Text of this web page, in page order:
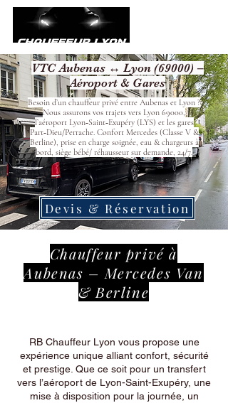
VTC Aubenas ↔ Lyon (69000) –
Aéroport & Gares
Besoin d’un chauffeur privé entre Aubenas et Lyon ?
Nous assurons vos trajets vers Lyon 69000,
l’aéroport Lyon‑Saint‑Exupéry (LYS) et les gares
Part‑Dieu/Perrache. Confort Mercedes (Classe V &
Berline), prise en charge soignée, eau & chargeurs à
bord, siège bébé/ réhausseur sur demande, 24/7.
Devis & Réservation
Chauffeur privé à
Aubenas – Mercedes Van
& Berline
RB Chauffeur Lyon vous propose une
expérience unique alliant confort, sécurité
et prestige. Que ce soit pour un transfert
vers l’aéroport de Lyon-Saint-Exupéry, une
mise à disposition pour la journée, un